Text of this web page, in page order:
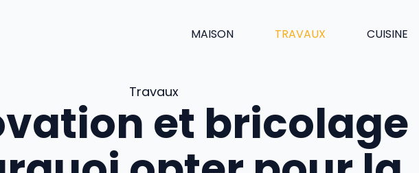
MAISON TRAVAUX CUISINE
Travaux
et bricolage